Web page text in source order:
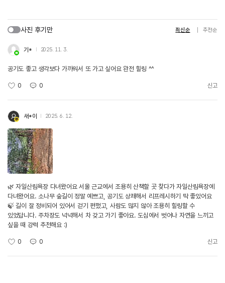
사진 후기만 최신순 추천순
기* 2025. 11. 3.
공기도 좋고 생각보다 가까워서 또 가고 싶어요 완전 힐링 ^^
0 0 신고
새*이 2025. 6. 12.
🌿 자일산림욕장 다녀왔어요 서울 근교에서 조용히 산책할 곳 찾다가 자일산림욕장에
다녀왔어요. 소나무 숲길이 정말 예쁘고, 공기도 상쾌해서 리프레시하기 딱 좋았어요
🍃 길이 잘 정비되어 있어서 걷기 편했고, 사람도 많지 않아 조용히 힐링할 수
있었답니다. 주차장도 넉넉해서 차 갖고 가기 좋아요. 도심에서 벗어나 자연을 느끼고
싶을 때 강력 추천해요 :)
0 0 신고